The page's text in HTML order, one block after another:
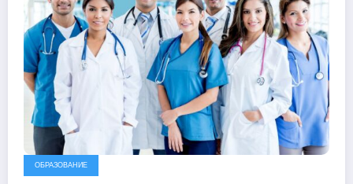
ОБРАЗОВАНИЕ